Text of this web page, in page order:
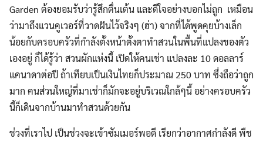
Garden ต้องยอมรับว่ารู้สึกตื่นเต้น และดีใจอย่างบอกไม่ถูก เหมือน
ว่ามาถึงแวนคูเวอร์ที่วาดฝันไว้จริงๆ (ฮ่า) จากที่ได้พูดคุยบ้างเล็ก
น้อยกับครอบครัวที่กำลังตั้งหน้าตั้งตาทำสวนในพื้นที่แปลงของตัว
เองอยู่ ก็ได้รู้ว่า สวนผักแห่งนี้ เปิดให้คนเช่า แปลงละ 10 ดอลลาร์
แคนาดาต่อปี ถ้าเทียบเป็นเงินไทยก็ประมาณ 250 บาท ซึ่งถือว่าถูก
มาก คนส่วนใหญ่ที่มาเช่าก็มักจะอยู่บริเวณใกล้ๆนี้ อย่างครอบครัว
นี้ก็เดินจากบ้านมาทำสวนด้วยกัน
ช่วงที่เราไป เป็นช่วงจะเข้าซัมเมอร์พอดี เรียกว่าอากาศกำลังดี พืช